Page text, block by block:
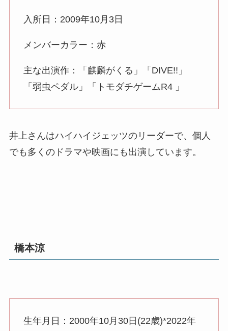
入所日：2009年10月3日
メンバーカラー：赤
主な出演作：「麒麟がくる」「DIVE!!」
「弱虫ペダル」「トモダチゲームR4 」
井上さんはハイハイジェッツのリーダーで、個人
でも多くのドラマや映画にも出演しています。
橋本涼
生年月日：2000年10月30日(22歳)*2022年